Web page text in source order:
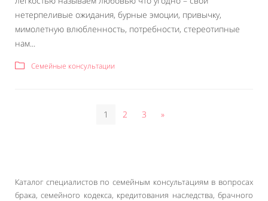
нетерпеливые ожидания, бурные эмоции, привычку,
мимолетную влюбленность, потребности, стереотипные
нам...
Семейные консультации
1 2 3 »
Каталог специалистов по семейным консультациям в вопросах
брака, семейного кодекса, кредитования наследства, брачного